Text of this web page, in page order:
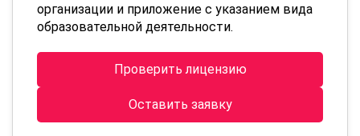
организации и приложение с указанием вида
образовательной деятельности.
Проверить лицензию
Оставить заявку